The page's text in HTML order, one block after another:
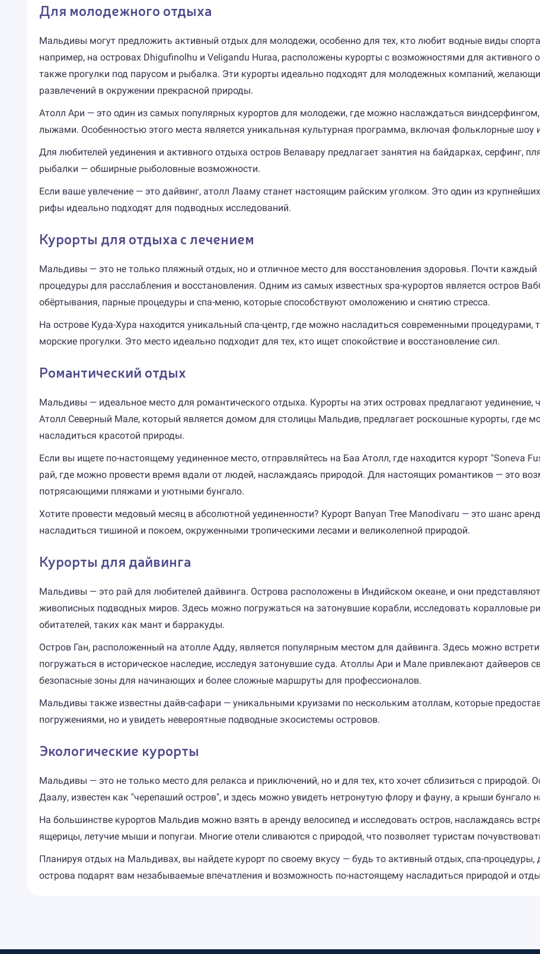
Для молодежного отдыха
Мальдивы могут предложить активный отдых для молодежи, особенно для тех, кто любит водные виды
например, на островах Dhigufinolhu и Veligandu Huraa, расположены курорты с возможностями для активного
также прогулки под парусом и рыбалка. Эти курорты идеально подходят для молодежных компаний,
развлечений в окружении прекрасной природы.
Атолл Ари — это один из самых популярных курортов для молодежи, где можно наслаждаться
лыжами. Особенностью этого места является уникальная культурная программа, включая фольклорные шоу
Для любителей уединения и активного отдыха остров Велавару предлагает занятия на байдарках, серфинг,
рыбалки — обширные рыболовные возможности.
Если ваше увлечение — это дайвинг, атолл Лааму станет настоящим райским уголком. Это один из
рифы идеально подходят для подводных исследований.
Курорты для отдыха с лечением
Мальдивы — это не только пляжный отдых, но и отличное место для восстановления здоровья. Почти каждый
процедуры для расслабления и восстановления. Одним из самых известных spa-курортов является остров
обёртывания, парные процедуры и спа-меню, которые способствуют омоложению и снятию стресса.
На острове Куда-Хура находится уникальный спа-центр, где можно насладиться современными процедурами,
морские прогулки. Это место идеально подходит для тех, кто ищет спокойствие и восстановление сил.
Романтический отдых
Мальдивы — идеальное место для романтического отдыха. Курорты на этих островах предлагают
Атолл Северный Мале, который является домом для столицы Мальдив, предлагает роскошные курорты, где
насладиться красотой природы.
Если вы ищете по-настоящему уединенное место, отправляйтесь на Баа Атолл, где находится курорт "Soneva
рай, где можно провести время вдали от людей, наслаждаясь природой. Для настоящих романтиков — это
потрясающими пляжами и уютными бунгало.
Хотите провести медовый месяц в абсолютной уединенности? Курорт Banyan Tree Manodivaru — это шанс
насладиться тишиной и покоем, окруженными тропическими лесами и великолепной природой.
Курорты для дайвинга
Мальдивы — это рай для любителей дайвинга. Острова расположены в Индийском океане, и они
живописных подводных миров. Здесь можно погружаться на затонувшие корабли, исследовать коралловые
обитателей, таких как мант и барракуды.
Остров Ган, расположенный на атолле Адду, является популярным местом для дайвинга. Здесь можно
погружаться в историческое наследие, исследуя затонувшие суда. Атоллы Ари и Мале привлекают
безопасные зоны для начинающих и более сложные маршруты для профессионалов.
Мальдивы также известны дайв-сафари — уникальными круизами по нескольким атоллам, которые
погружениями, но и увидеть невероятные подводные экосистемы островов.
Экологические курорты
Мальдивы — это не только место для релакса и приключений, но и для тех, кто хочет сблизиться с природой.
Даалу, известен как "черепаший остров", и здесь можно увидеть нетронутую флору и фауну, а крыши бунгало
На большинстве курортов Мальдив можно взять в аренду велосипед и исследовать остров, наслаждаясь
ящерицы, летучие мыши и попугаи. Многие отели сливаются с природой, что позволяет туристам
Планируя отдых на Мальдивах, вы найдете курорт по своему вкусу — будь то активный отдых, спа-процедуры,
острова подарят вам незабываемые впечатления и возможность по-настоящему насладиться природой и